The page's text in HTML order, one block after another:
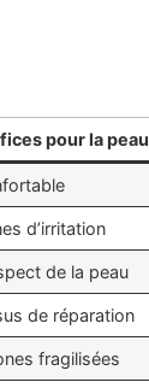
pour la peau
d’irritation
de la peau
de réparation
fragilisées